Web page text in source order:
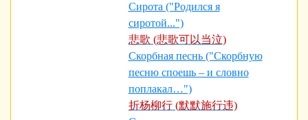
Сирота ("Родился я
сиротой...")
悲歌 (悲歌可以当泣)
Скорбная песнь ("Скорбную
песню споешь – и словно
поплакал…")
折杨柳行 (默默施行违)